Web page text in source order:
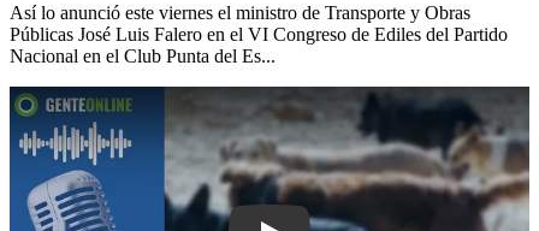
Así lo anunció este viernes el ministro de Transporte y Obras
Públicas José Luis Falero en el VI Congreso de Ediles del Partido
Nacional en el Club Punta del Es...